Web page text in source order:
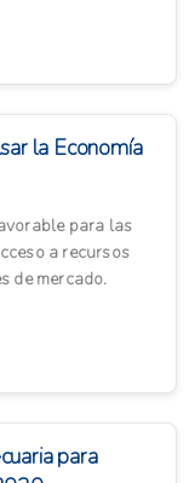
la Economía
para las
a recursos
de mercado.
para